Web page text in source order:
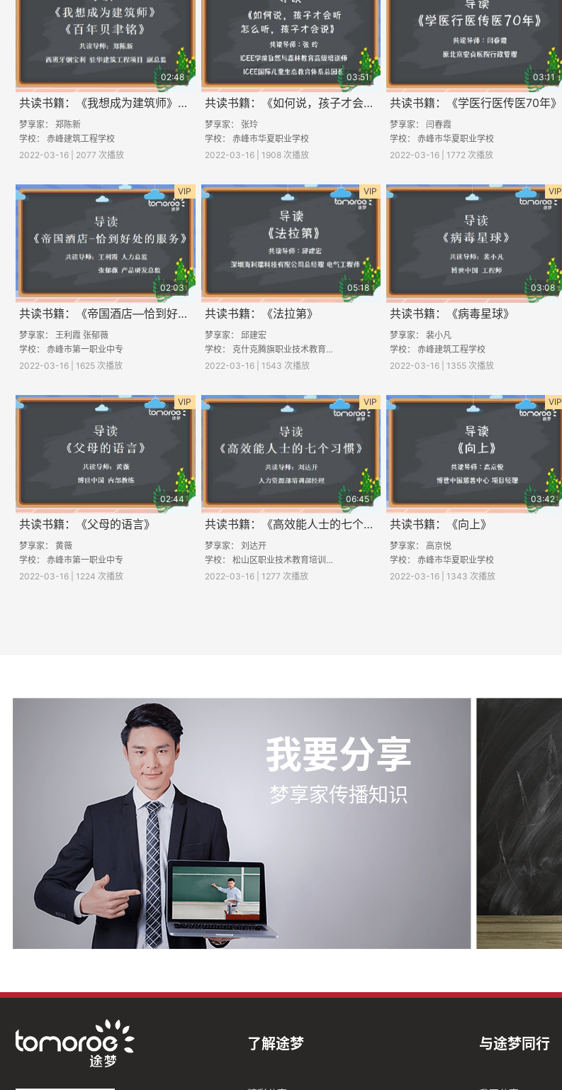
02:48
共读书籍：《我想成为建筑师》《百年贝聿铭》
梦享家： 郑陈新
学校： 赤峰建筑工程学校
2022-03-16 | 2077 次播放
03:51
共读书籍：《如何说，孩子才会听 怎么听，孩子才会说》
梦享家： 张玲
学校： 赤峰市华夏职业学校
2022-03-16 | 1908 次播放
03:11
共读书籍：《学医行医传医70年》
梦享家： 闫春霞
学校： 赤峰市华夏职业学校
2022-03-16 | 1772 次播放
VIP
02:03
共读书籍：《帝国酒店—恰到好处的服务》
梦享家： 王利霞 张郁薇
学校： 赤峰市第一职业中专
2022-03-16 | 1625 次播放
VIP
05:18
共读书籍：《法拉第》
梦享家： 邱建宏
学校： 克什克腾旗职业技术教育中心学校
2022-03-16 | 1543 次播放
VIP
03:08
共读书籍：《病毒星球》
梦享家： 裴小凡
学校：赤峰建筑工程学校
2022-03-16 | 1355 次播放
VIP
02:44
共读书籍：《父母的语言》
梦享家： 黄薇
学校： 赤峰市第一职业中专
2022-03-16 | 1224 次播放
VIP
06:45
共读书籍：《高效能人士的七个习惯》
梦享家： 刘达开
学校： 松山区职业技术教育培训中心
2022-03-16 | 1277 次播放
VIP
03:42
共读书籍：《向上》
梦享家： 高京悦
学校： 赤峰市华夏职业学校
2022-03-16 | 1343 次播放
我要分享
梦享家传播知识
了解途梦 与途梦同行